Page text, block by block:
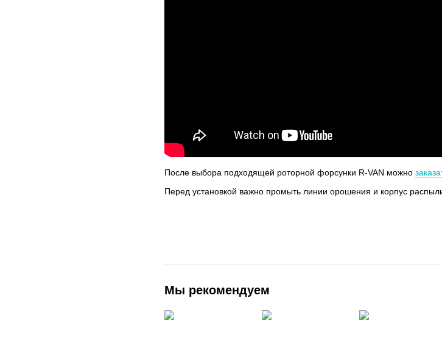
После выбора подходящей роторной форсунки R-VAN можно
Перед установкой важно промыть линии орошения и корпус
Мы рекомендуем